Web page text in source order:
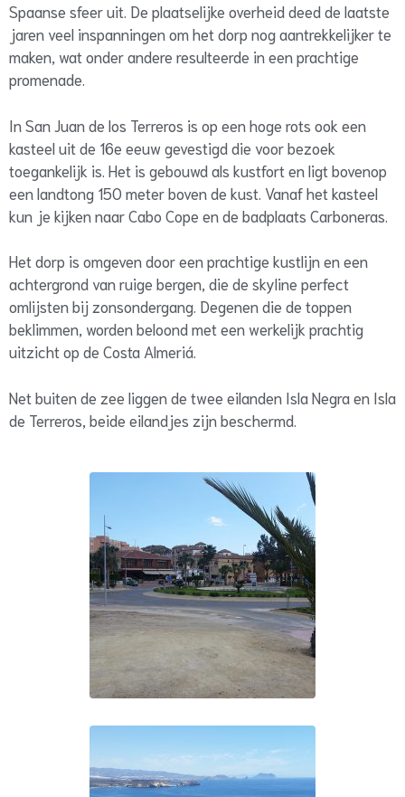
Spaanse sfeer uit. De plaatselijke overheid deed de laatste
jaren veel inspanningen om het dorp nog aantrekkelijker te
maken, wat onder andere resulteerde in een prachtige
promenade.
In San Juan de los Terreros is op een hoge rots ook een
kasteel uit de 16e eeuw gevestigd die voor bezoek
toegankelijk is. Het is gebouwd als kustfort en ligt bovenop
een landtong 150 meter boven de kust. Vanaf het kasteel
kun je kijken naar Cabo Cope en de badplaats Carboneras.
Het dorp is omgeven door een prachtige kustlijn en een
achtergrond van ruige bergen, die de skyline perfect
omlijsten bij zonsondergang. Degenen die de toppen
beklimmen, worden beloond met een werkelijk prachtig
uitzicht op de Costa Almeriá.
Net buiten de zee liggen de twee eilanden Isla Negra en Isla
de Terreros, beide eilandjes zijn beschermd.